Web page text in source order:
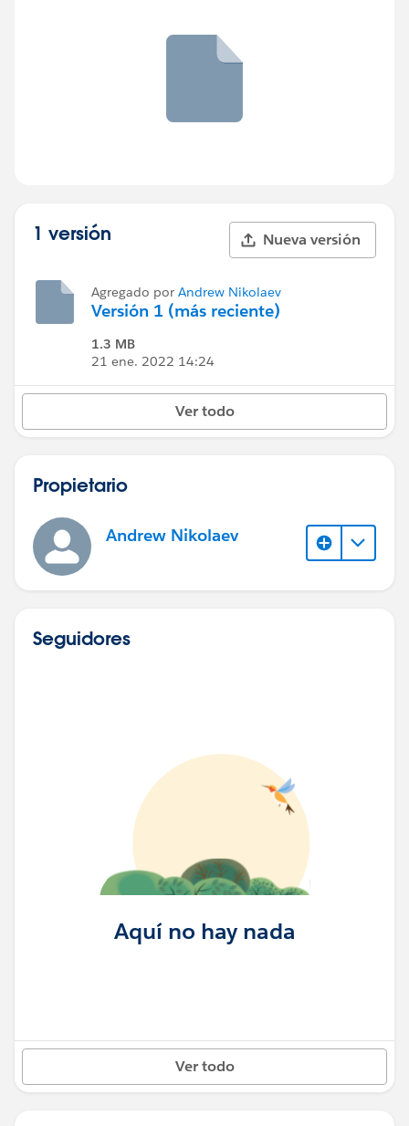
1 versión Nueva versión
Agregado por Andrew Nikolaev
Versión 1 (más reciente)
1.3 MB
21 ene. 2022 14:24
Ver todo
Propietario
Andrew Nikolaev
Seguidores
Aquí no hay nada
Ver todo